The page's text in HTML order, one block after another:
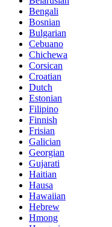
Bengali
Bosnian
Bulgarian
Cebuano
Chichewa
Corsican
Croatian
Dutch
Estonian
Filipino
Finnish
Frisian
Galician
Georgian
Gujarati
Haitian
Hausa
Hawaiian
Hebrew
Hmong